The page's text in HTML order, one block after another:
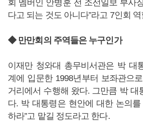
회 멤버인 안병훈 전 조선일보 부사
다고 되는 것도 아니다”라고 7인회
◆ 만만회의 주역들은 누구인가
이재만 청와대 총무비서관은 박 대
계에 입문한 1998년부터 보좌관으
거리에서 수행해 왔다. 그만큼 박 대
다. 박 대통령은 현안에 대한 논의를
하라”고 맡길 정도라고 한다.